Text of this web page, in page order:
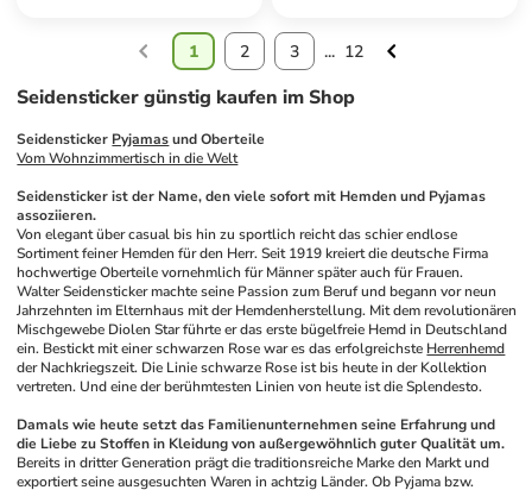
1 2 3 ... 12
Seidensticker günstig kaufen im Shop
Seidensticker Pyjamas und Oberteile
Vom Wohnzimmertisch in die Welt
Seidensticker ist der Name, den viele sofort mit Hemden und Pyjamas
assoziieren.
Von elegant über casual bis hin zu sportlich reicht das schier endlose
Sortiment feiner Hemden für den Herr. Seit 1919 kreiert die deutsche Firma
hochwertige Oberteile vornehmlich für Männer später auch für Frauen.
Walter Seidensticker machte seine Passion zum Beruf und begann vor neun
Jahrzehnten im Elternhaus mit der Hemdenherstellung. Mit dem revolutionären
Mischgewebe Diolen Star führte er das erste bügelfreie Hemd in Deutschland
ein. Bestickt mit einer schwarzen Rose war es das erfolgreichste Herrenhemd
der Nachkriegszeit. Die Linie schwarze Rose ist bis heute in der Kollektion
vertreten. Und eine der berühmtesten Linien von heute ist die Splendesto.
Damals wie heute setzt das Familienunternehmen seine Erfahrung und
die Liebe zu Stoffen in Kleidung von außergewöhnlich guter Qualität um.
Bereits in dritter Generation prägt die traditionsreiche Marke den Markt und